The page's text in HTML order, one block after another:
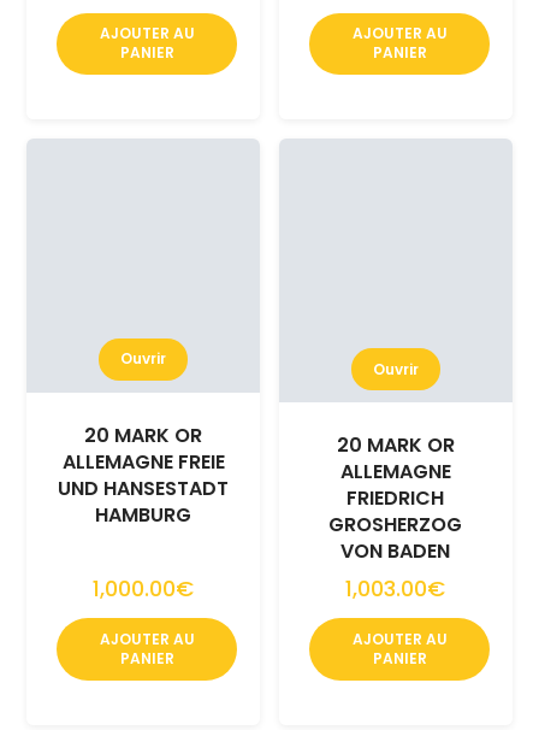
AJOUTER AU
PANIER
AJOUTER AU
PANIER
Ouvrir
20 MARK OR
ALLEMAGNE FREIE
UND HANSESTADT
HAMBURG
1,000.00€
AJOUTER AU
PANIER
Ouvrir
20 MARK OR
ALLEMAGNE
FRIEDRICH
GROSHERZOG
VON BADEN
1,003.00€
AJOUTER AU
PANIER